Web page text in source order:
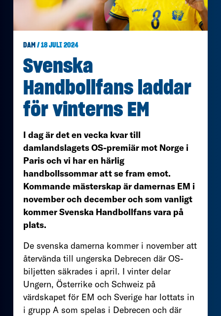
DAM / 18 JULI 2024
Svenska
Handbollfans laddar
för vinterns EM
I dag är det en vecka kvar till
damlandslagets OS-premiär mot Norge i
Paris och vi har en härlig
handbollssommar att se fram emot.
Kommande mästerskap är damernas EM i
november och december och som vanligt
kommer Svenska Handbollfans vara på
plats.
De svenska damerna kommer i november att
återvända till ungerska Debrecen där OS-
biljetten säkrades i april. I vinter delar
Ungern, Österrike och Schweiz på
värdskapet för EM och Sverige har lottats in
i grupp A som spelas i Debrecen och där